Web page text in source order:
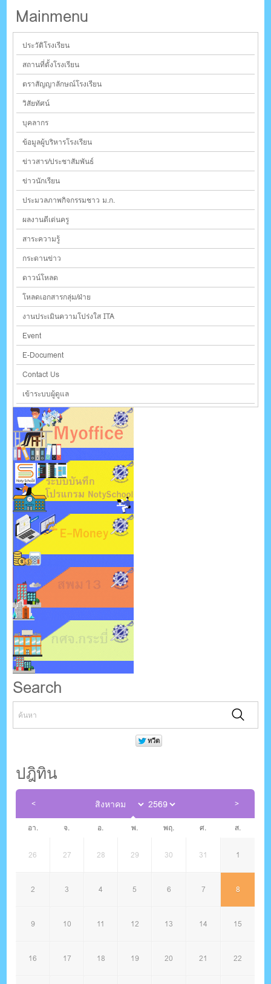
Mainmenu
ประวัติโรงเรียน
สถานที่ตั้งโรงเรียน
ตราสัญญาลักษณ์โรงเรียน
วิสัยทัศน์
บุคลากร
ข้อมูลผู้บริหารโรงเรียน
ข่าวสาร/ประชาสัมพันธ์
ข่าวนักเรียน
ประมวลภาพกิจกรรมชาว ม.ก.
ผลงานดีเด่นครู
สาระความรู้
กระดานข่าว
ดาวน์โหลด
โหลดเอกสารกลุ่ม/ฝ่าย
งานประเมินความโปร่งใส ITA
Event
E-Document
Contact Us
เข้าระบบผู้ดูแล
Search
ปฎิทิน
อา. จ. อ. พ. พฤ. ศ. ส.
26 27 28 29 30 31 1
2 3 4 5 6 7 8
9 10 11 12 13 14 15
16 17 18 19 20 21 22